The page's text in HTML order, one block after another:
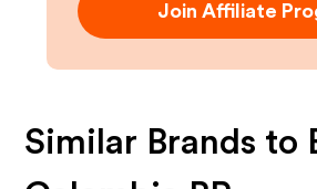
Join Affiliate
Similar Brands to